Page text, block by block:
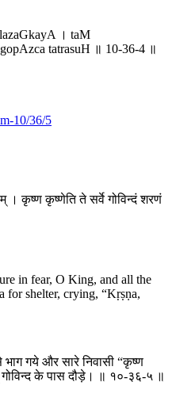
। taM
tatrasuH ॥ 10-36-4 ॥
10/36/5
। कृष्ण कृष्णेति ते सर्वे गोविन्दं शरणं
in fear, O King, and all the
for shelter, crying, “Kṛṣṇa,
गये और सारे निवासी “कृष्ण
के पास दौड़े। ॥ १०-३६-५ ॥